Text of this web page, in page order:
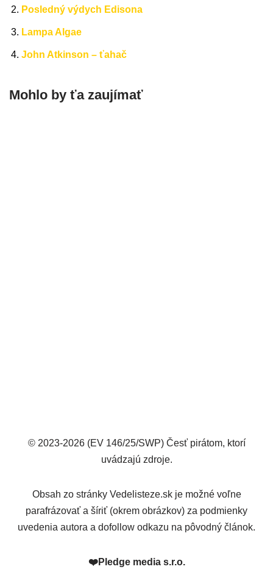
Posledný výdych Edisona
Lampa Algae
John Atkinson – ťahač
Mohlo by ťa zaujímať
© 2023-2026 (EV 146/25/SWP) Česť pirátom, ktorí
uvádzajú zdroje.
Obsah zo stránky Vedelisteze.sk je možné voľne
parafrázovať a šíriť (okrem obrázkov) za podmienky
uvedenia autora a dofollow odkazu na pôvodný článok.
❤️Pledge media s.r.o.